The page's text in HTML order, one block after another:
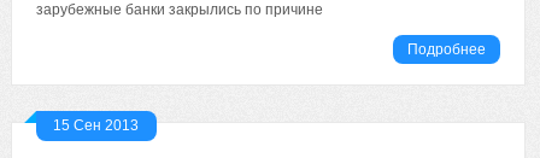
зарубежные банки закрылись по причине
Подробнее
15 Сен 2013